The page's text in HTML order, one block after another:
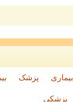
بیماری پزشک
پزشکی